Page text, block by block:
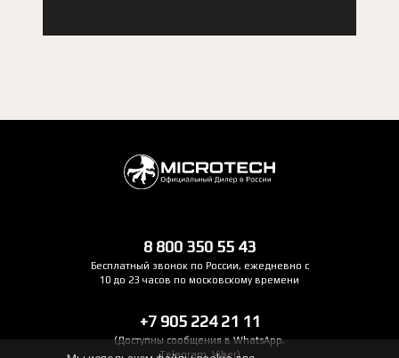
8 800 350 55 43
Бесплатный звонок по России, ежедневно с
10 до 23 часов по московскому времени
+7 905 224 21 11
(Доступны сообщения в WhatsApp,
Telegram, Viber)